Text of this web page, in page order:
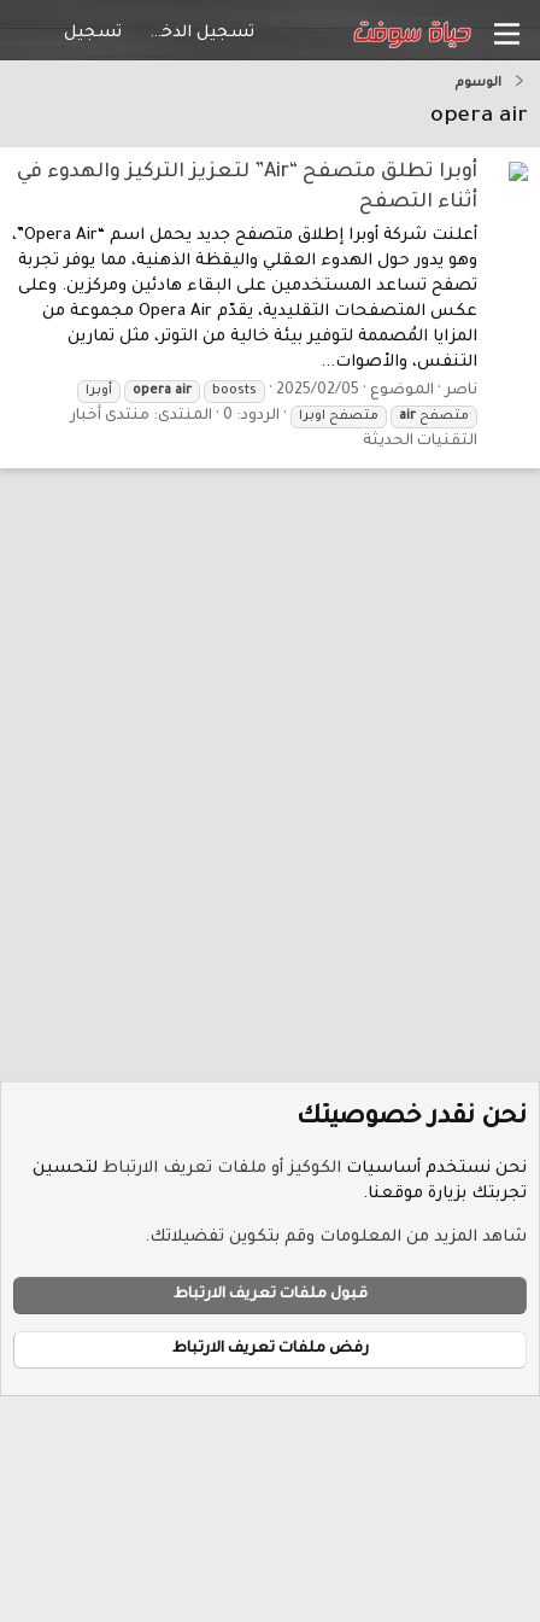
تسجيل الدخول تسجيل
الوسوم
opera air
أوبرا تطلق متصفح “Air” لتعزيز التركيز والهدوء في
أثناء التصفح
أعلنت شركة أوبرا إطلاق متصفح جديد يحمل اسم “Opera Air”،
وهو يدور حول الهدوء العقلي واليقظة الذهنية، مما يوفر تجربة
تصفح تساعد المستخدمين على البقاء هادئين ومركزين. وعلى
عكس المتصفحات التقليدية، يقدّم Opera Air مجموعة من
المزايا المُصممة لتوفير بيئة خالية من التوتر، مثل تمارين
التنفس، والأصوات...
ناصر الموضوع 2025/02/05
boosts
opera air
أوبرا
متصفح air متصفح اوبرا الردود: 0 المنتدى: منتدى أخبار
التقنيات الحديثة
سياسة الخصوصية
الرئيسية
S
®
نحن نقدر خصوصيتك
نحن نستخدم أساسيات الكوكيز أو ملفات تعريف الارتباط لتحسين
تجربتك بزيارة موقعنا.
شاهد المزيد من المعلومات وقم بتكوين تفضيلاتك.
قبول ملفات تعريف الارتباط
رفض ملفات تعريف الارتباط